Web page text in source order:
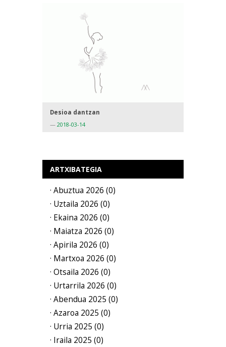
Desioa dantzan
— 2018-03-14
ARTXIBATEGIA
· Abuztua 2026 (0)
· Uztaila 2026 (0)
· Ekaina 2026 (0)
· Maiatza 2026 (0)
· Apirila 2026 (0)
· Martxoa 2026 (0)
· Otsaila 2026 (0)
· Urtarrila 2026 (0)
· Abendua 2025 (0)
· Azaroa 2025 (0)
· Urria 2025 (0)
· Iraila 2025 (0)